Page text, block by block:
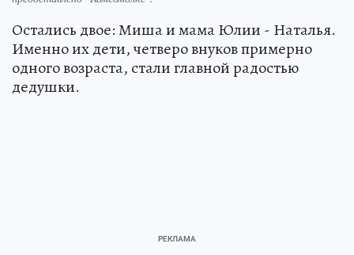
Остались двое: Миша и мама Юлии - Наталья.
Именно их дети, четверо внуков примерно
одного возраста, стали главной радостью
дедушки.